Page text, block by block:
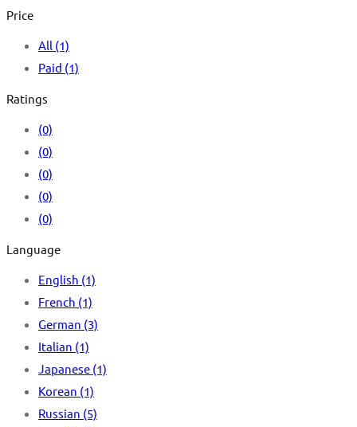
Price
All (1)
Paid (1)
Ratings
(0)
(0)
(0)
(0)
(0)
Language
English (1)
French (1)
German (3)
Italian (1)
Japanese (1)
Korean (1)
Russian (5)